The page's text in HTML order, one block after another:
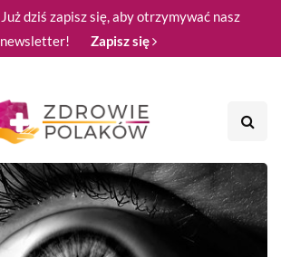
Już dziś zapisz się, aby otrzymywać nasz
newsletter!
Zapisz się